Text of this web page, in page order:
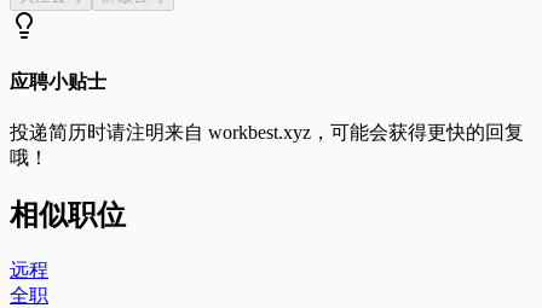
应聘小贴士
投递简历时请注明来自 workbest.xyz ，可能会获得更快的回复
哦！
相似职位
远程
全职